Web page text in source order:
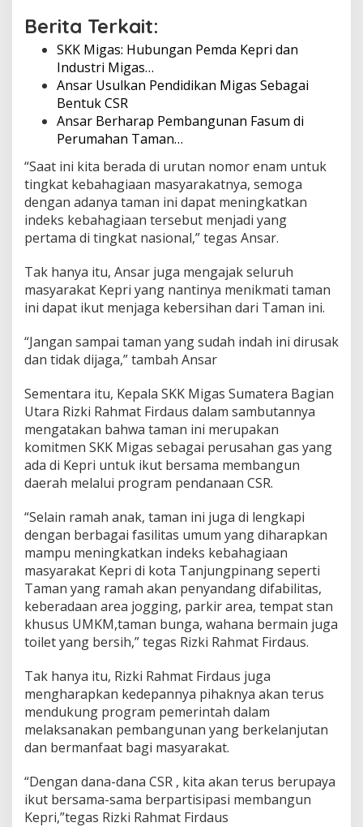
k
Berita Terkait:
SKK Migas: Hubungan Pemda Kepri dan
Industri Migas…
Ansar Usulkan Pendidikan Migas Sebagai
Bentuk CSR
Ansar Berharap Pembangunan Fasum di
Perumahan Taman…
“Saat ini kita berada di urutan nomor enam untuk
tingkat kebahagiaan masyarakatnya, semoga
dengan adanya taman ini dapat meningkatkan
indeks kebahagiaan tersebut menjadi yang
pertama di tingkat nasional,” tegas Ansar.
Tak hanya itu, Ansar juga mengajak seluruh
masyarakat Kepri yang nantinya menikmati taman
ini dapat ikut menjaga kebersihan dari Taman ini.
“Jangan sampai taman yang sudah indah ini dirusak
dan tidak dijaga,” tambah Ansar
Sementara itu, Kepala SKK Migas Sumatera Bagian
Utara Rizki Rahmat Firdaus dalam sambutannya
mengatakan bahwa taman ini merupakan
komitmen SKK Migas sebagai perusahan gas yang
ada di Kepri untuk ikut bersama membangun
daerah melalui program pendanaan CSR.
“Selain ramah anak, taman ini juga di lengkapi
dengan berbagai fasilitas umum yang diharapkan
mampu meningkatkan indeks kebahagiaan
masyarakat Kepri di kota Tanjungpinang seperti
Taman yang ramah akan penyandang difabilitas,
keberadaan area jogging, parkir area, tempat stan
khusus UMKM,taman bunga, wahana bermain juga
toilet yang bersih,” tegas Rizki Rahmat Firdaus.
Tak hanya itu, Rizki Rahmat Firdaus juga
mengharapkan kedepannya pihaknya akan terus
mendukung program pemerintah dalam
melaksanakan pembangunan yang berkelanjutan
dan bermanfaat bagi masyarakat.
“Dengan dana-dana CSR , kita akan terus berupaya
ikut bersama-sama berpartisipasi membangun
Kepri,”tegas Rizki Rahmat Firdaus